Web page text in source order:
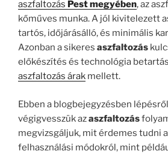
aszfaltozás Pest megyében, az
kőműves munka. A jól kivitelezett
tartós, időjárásálló, és minimális
Azonban a sikeres aszfaltozás
előkészítés és technológia
aszfaltozás árak mellett.
Ebben a blogbejegyzésben
végigvesszük azaszfaltozás
megvizsgáljuk, mit érdemes tudni
felhasználási módokról, mint